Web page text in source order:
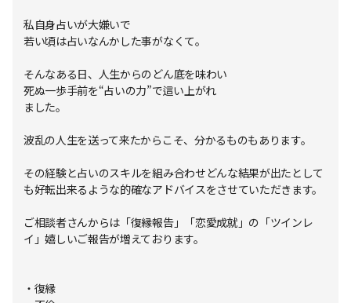
私自身占いが大嫌いで
若い頃は占いなんかした事がなくて。
そんなある日、人生からのどん底を味わい
死ぬ一歩手前を“占いの力”で這い上がれ
ました。
波乱の人生を送って来たからこそ、分かるものもあります。
その経験と占いのスキルを組み合わせどんな結果が出たとして
も好転出来るような的確なアドバイスをさせていただきます。
ご相談者さんからは「復縁報告」「恋愛成就」の「ツインレ
イ」嬉しいご報告が増えております。
・復縁